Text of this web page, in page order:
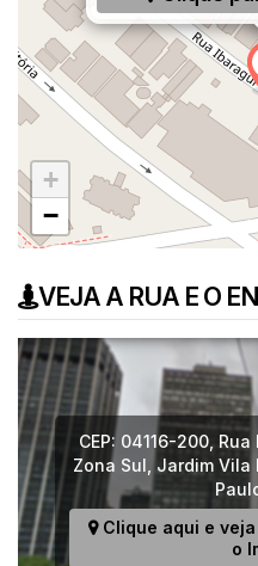
+
−
VEJA A RUA E O
CEP: 04116-200, Rua
Zona Sul Jardim Vila
Clique aqui e veja
o